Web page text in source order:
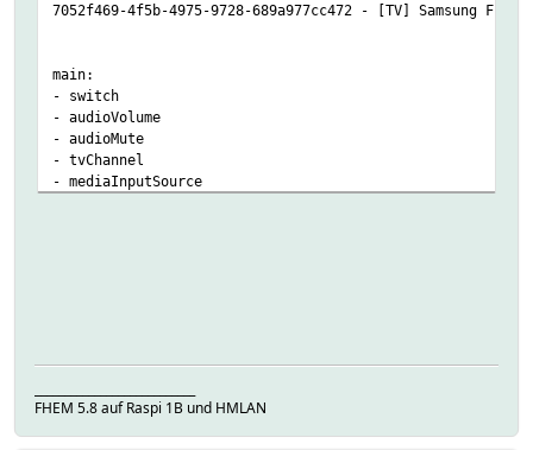
'id' =>
'id' =>
'version'
'id' =>
'version'
7052f469-4f5b-4975-9728-689a977cc472 - [TV] Samsung
main:
- switch
- audioVolume
- audioMute
- tvChannel
- mediaInputSource
- samsungtv.supportsPowerOnByOcf
- refresh
- execute
FHEM 5.8 auf Raspi 1B und HMLAN